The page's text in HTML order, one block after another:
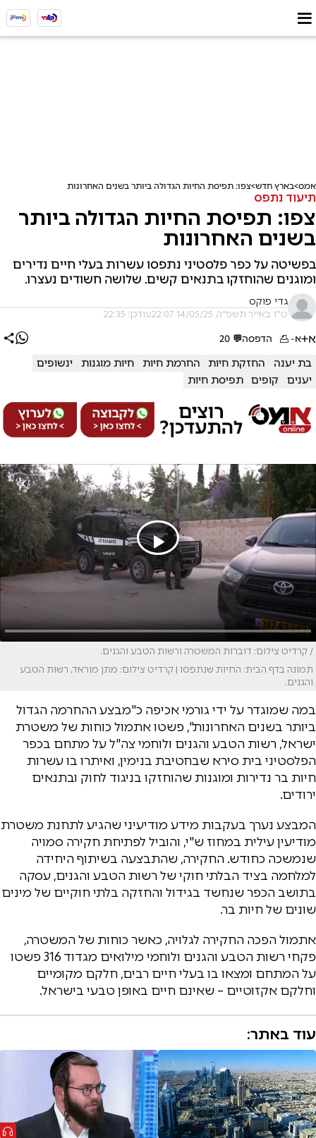
אמס בארץ חדש צפו: תפיסת החיות הגדולה ביותר בשנים האחרונות
תיעוד נתפס
צפו: תפיסת החיות הגדולה ביותר
בשנים האחרונות
בפשיטה על כפר פלסטיני נתפסו עשרות בעלי חיים נדירים
ומוגנים שהוחזקו בתנאים קשים. שלושה חשודים נעצרו.
גדי פוקס
ט"ז באייר תשפ"ה, 14/05/25 22:07 עודכן: 22:35
א+א- הדפסה💬
20
בת יענה החזקת חיות החרמת חיות חיות מוגנות
ינשופים
יענים
קופים תפיסת חיות
/ קרדיט צילום: דוברות המשטרה ורשות הטבע והגנים.
תמונה בדף הבית: החיות שנתפסו | קרדיט צילום: מתן מוראד, רשות הטבע
והגנים.
במה שמוגדר על ידי גורמי אכיפה כ"מבצע ההחרמה הגדול
ביותר בשנים האחרונות", פשטו אתמול כוחות של משטרת
ישראל, רשות הטבע והגנים ולוחמי צה"ל על מתחם בכפר
הפלסטיני בית סירא שבחטיבת בנימין, ואיתרו בו עשרות
חיות בר נדירות ומוגנות שהוחזקו בניגוד לחוק ובתנאים
ירודים.
המבצע נערך בעקבות מידע מודיעיני שהגיע לתחנת משטרת
מודיעין עילית במחוז ש"י, והוביל לפתיחת חקירה סמויה
שנמשכה כחודש. החקירה, שהתבצעה בשיתוף היחידה
למלחמה בציד הבלתי חוקי של רשות הטבע והגנים, עסקה
בתושב הכפר שנחשד בגידול והחזקה בלתי חוקיים של מינים
שונים של חיות בר.
אתמול הפכה החקירה לגלויה, כאשר כוחות של המשטרה,
פקחי רשות הטבע והגנים ולוחמי מילואים מגדוד 316 פשטו
על המתחם ומצאו בו בעלי חיים רבים, חלקם מקומיים
וחלקם אקזוטיים – שאינם חיים באופן טבעי בישראל.
עוד באתר: